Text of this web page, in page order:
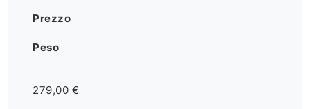
Prezzo
Peso
279,00 €